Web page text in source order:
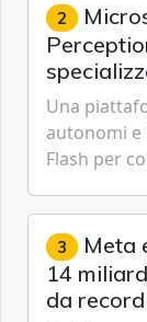
2
Una
autonomi e
Flash per
gestione
3 Meta
14
da